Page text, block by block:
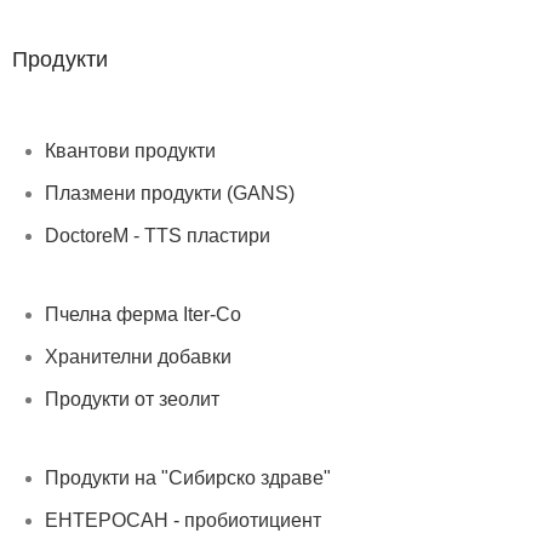
Продукти
Квантови продукти
Плазмени продукти (GANS)
DoctoreM - TTS пластири
Пчелна ферма Iter-Co
Хранителни добавки
Продукти от зеолит
Продукти на "Сибирско здраве"
ЕНТЕРОСАН - пробиотициент